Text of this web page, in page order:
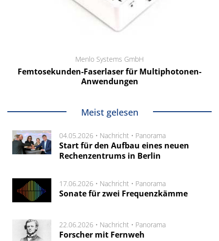
Menlo Systems GmbH
Femtosekunden-Faserlaser für Multiphotonen-
Anwendungen
Meist gelesen
04.05.2026 • Nachricht • Panorama
Start für den Aufbau eines neuen
Rechenzentrums in Berlin
17.06.2026 • Nachricht • Panorama
Sonate für zwei Frequenzkämme
22.06.2026 • Nachricht • Panorama
Forscher mit Fernweh